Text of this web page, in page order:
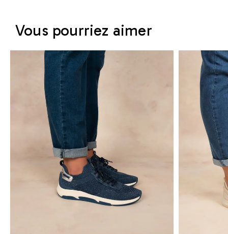
Vous pourriez aimer